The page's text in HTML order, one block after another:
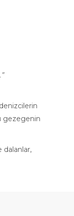
gezegenin
dalanlar,